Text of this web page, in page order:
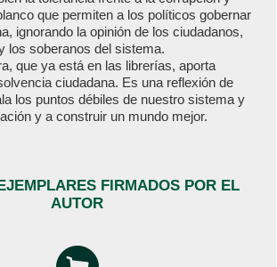
que permiten a los políticos gobernar
ignorando la opinión de los ciudadanos,
los soberanos del sistema.
que ya está en las librerías, aporta
ciudadana. Es una reflexión de
los puntos débiles de nuestro sistema y
y a construir un mundo mejor.
FIRMADOS POR EL
AUTOR